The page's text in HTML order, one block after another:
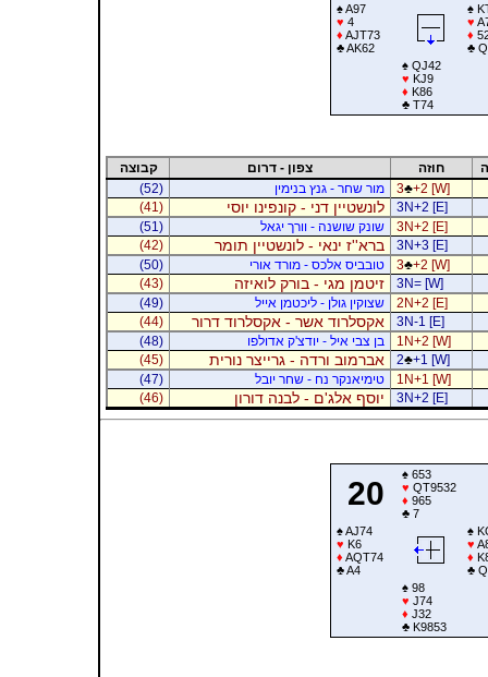
♠A97
♥ 4
♦ AJT73
♣AK62
♠
♥
♦
♣
♠QJ42
♥ KJ9
♦ K86
♣T74
חוזה צפון - דרום
קבוצה
3♣+2 [W] מור שחר - גנץ בנימין
(52)
3N+2 [E]
לונשטיין דני - קונפינו יוסי
(41)
3N+2 [E]
שונק שושנה - וורך יגאל
(51)
3N+3 [E]
ברא''ז ינאי - לונשטיין תומר
(42)
3♣+2 [W] טובביס אלכס - מורד אורי
(50)
3N= [W]
זיטמן מגי - בורק לואיזה
(43)
2N+2 [E]
שצוקין גולן - ליכטמן אייל
(49)
3N-1 [E]
אקסלרוד אשר - אקסלרוד דרור
(44)
1N+2 [W]
בן צבי איל - יודצ'ק אדולפו
(48)
2♣+1 [W] אברמוב ורדה - גרייצר נורית
(45)
1N+1 [W]
טימיאנקר נח - שחר יובל
(47)
3N+2 [E]
יוסף אלג'ם - לבנה דורון (46)
20
♠653
♥ QT9532
♦ 965
♣7
♠AJ74
♥ K6
♦ AQT74
♣A4
♠
♥
♦
♣
♠98
♥ J74
♦ J32
♣K9853